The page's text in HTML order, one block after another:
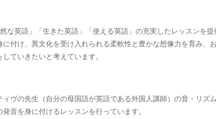
な英語」「生きた英語」「使える英語」の充実したレッスンを
付け、異文化を受け入れられる柔軟性と豊かな想像力を育み、
ていきたいと考えています。
ヴの先生（自分の母国語が英語である外国人講師）の音・リズ
音を身に付けるレッスンを行っています。